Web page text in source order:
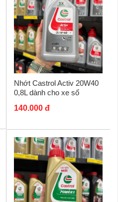
Nhớt Castrol Activ 20W40
0,8L dành cho xe số
140.000 đ